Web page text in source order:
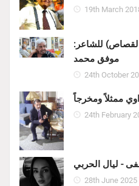
19th March
للشاعر:
موفق محمد
24th October
ممثلاً ومخرجاً
24th February
- ليال الحربي
28th June 2025